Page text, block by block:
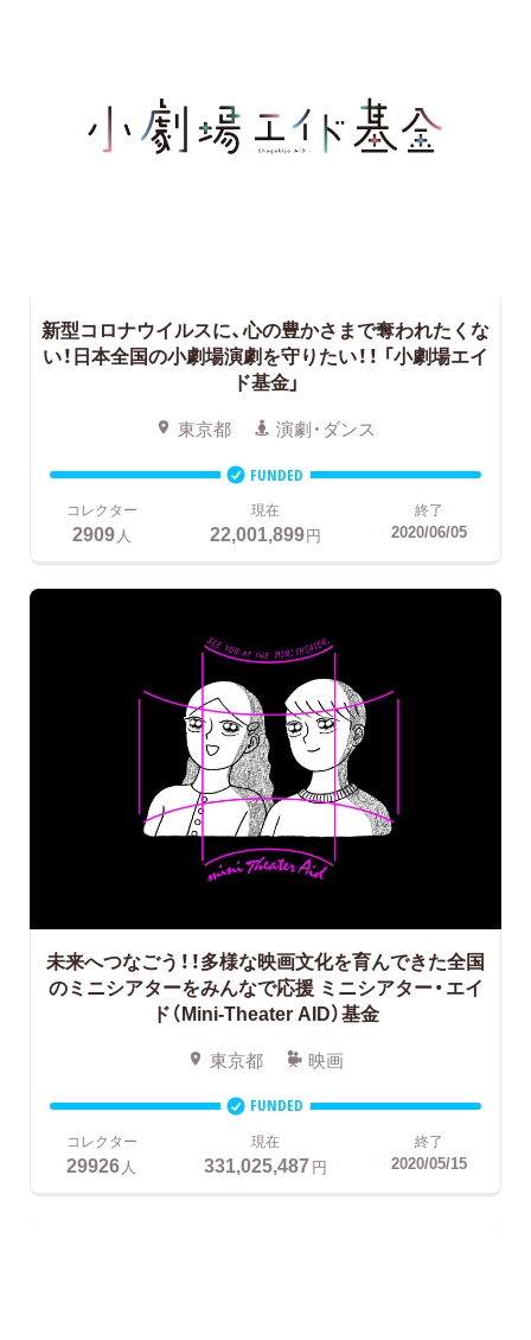
新型コロナウイルスに、心の豊かさまで奪われたくな
い！日本全国の小劇場演劇を守りたい！！ 「小劇場エイ
ド基金」
東京都 演劇・ダンス
FUNDED
コレクター
2909人
現在
22,001,899円
終了
2020/06/05
未来へつなごう！！多様な映画文化を育んできた全国
のミニシアターをみんなで応援ミニシアター・エイ
ド（Mini-Theater AID）基金
東京都 映画
FUNDED
コレクター
29926 人
現在
331,025,487円
終了
2020/05/15